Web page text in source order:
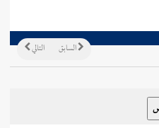
التالي السابق